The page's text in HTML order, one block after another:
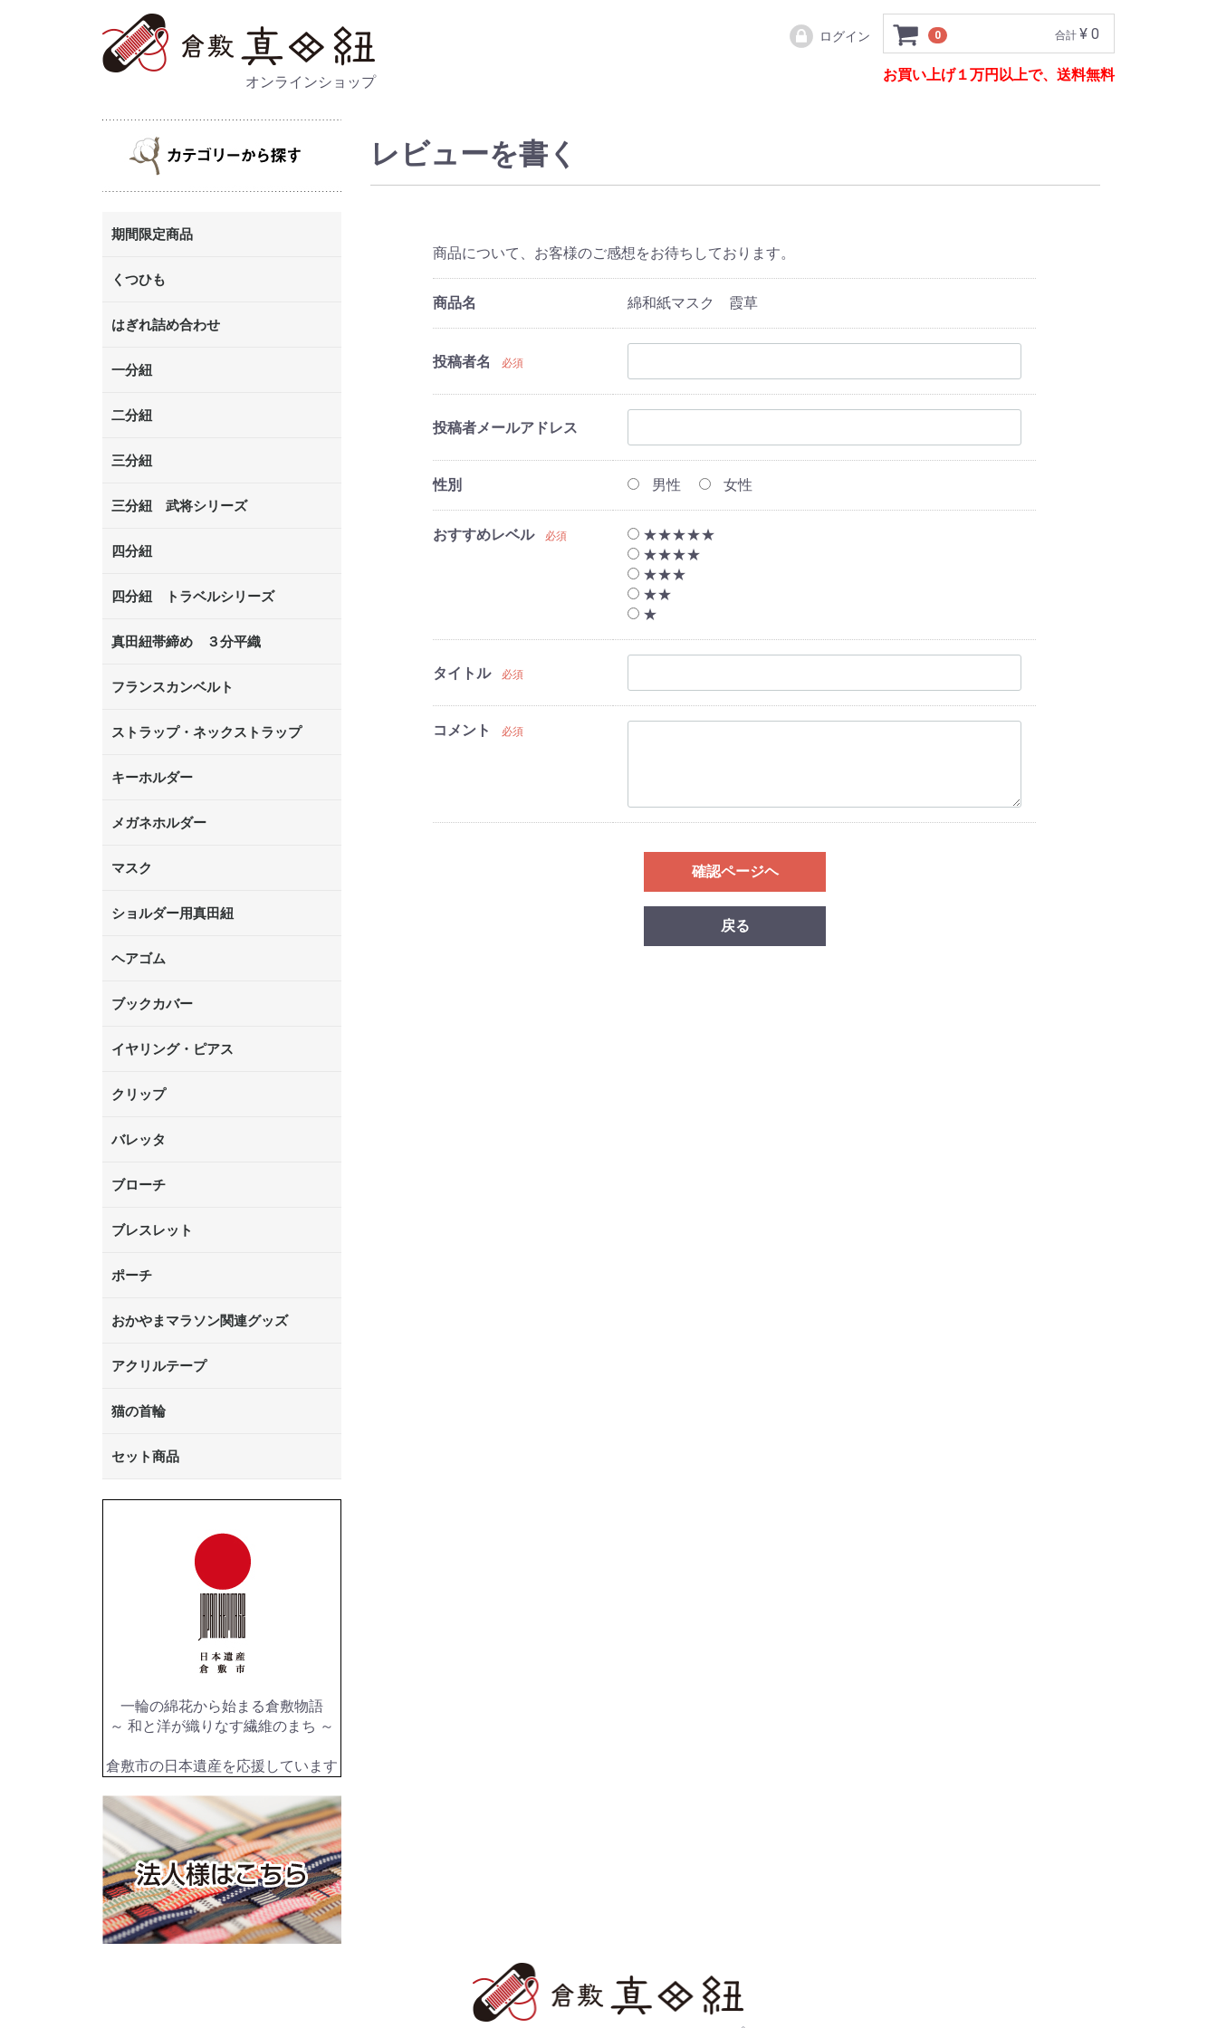
オンラインショップ
0 合計 ¥ 0
ログイン
お買い上げ１万円以上で、送料無料
期間限定商品
くつひも
はぎれ詰め合わせ
一分紐
二分紐
三分紐
三分紐 武将シリーズ
四分紐
四分紐 トラベルシリーズ
真田紐帯締め ３分平織
フランスカンベルト
ストラップ・ネックストラップ
キーホルダー
メガネホルダー
マスク
ショルダー用真田紐
ヘアゴム
ブックカバー
イヤリング・ピアス
クリップ
バレッタ
ブローチ
ブレスレット
ポーチ
おかやまマラソン関連グッズ
アクリルテープ
猫の首輪
セット商品
一輪の綿花から始まる倉敷物語
～ 和と洋が織りなす繊維のまち ～
倉敷市の日本遺産を応援しています
レビューを書く
商品について、お客様のご感想をお待ちしております。
商品名 綿和紙マスク 霞草
投稿者名 必須
投稿者メールアドレス
性別 男性 女性
おすすめレベル 必須
★★★★★
★★★★
★★★
★★
★
タイトル 必須
コメント 必須
確認ページヘ
戻る